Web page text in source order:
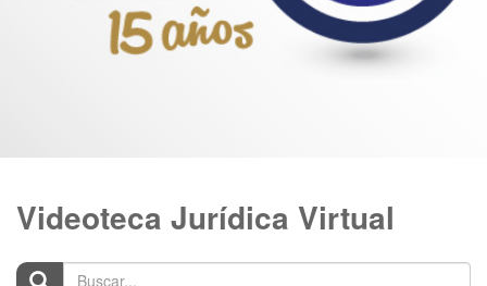
Videoteca Jurídica Virtual
Buscar...